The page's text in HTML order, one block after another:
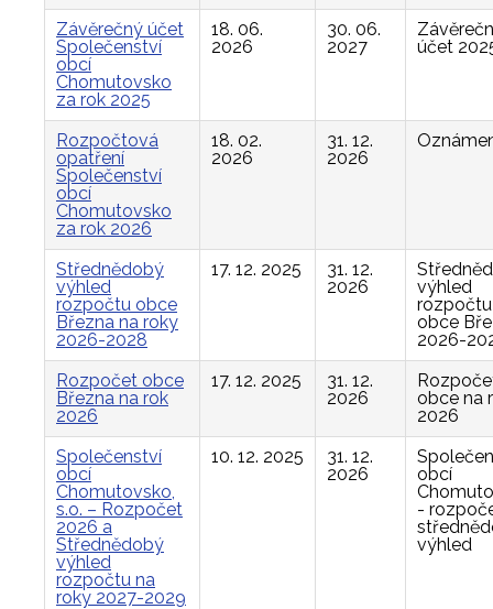
Závěrečný účet
Společenství
obcí
Chomutovsko
za rok 2025
18. 06.
2026
30. 06.
2027
účet
Rozpočtová
opatření
Společenství
obcí
Chomutovsko
za rok 2026
18. 02.
2026
31. 12.
2026
Střednědobý
výhled
rozpočtu obce
Března na roky
2026-2028
17. 12. 2025
31. 12.
2026
výhled
rozpočtu
obce
2026-
Rozpočet obce
Března na rok
2026
17. 12. 2025
31. 12.
2026
obce na
2026
Společenství
obcí
Chomutovsko,
s.o. – Rozpočet
2026 a
Střednědobý
výhled
rozpočtu na
roky 2027-2029
10. 12. 2025
31. 12.
2026
obcí
-
výhled